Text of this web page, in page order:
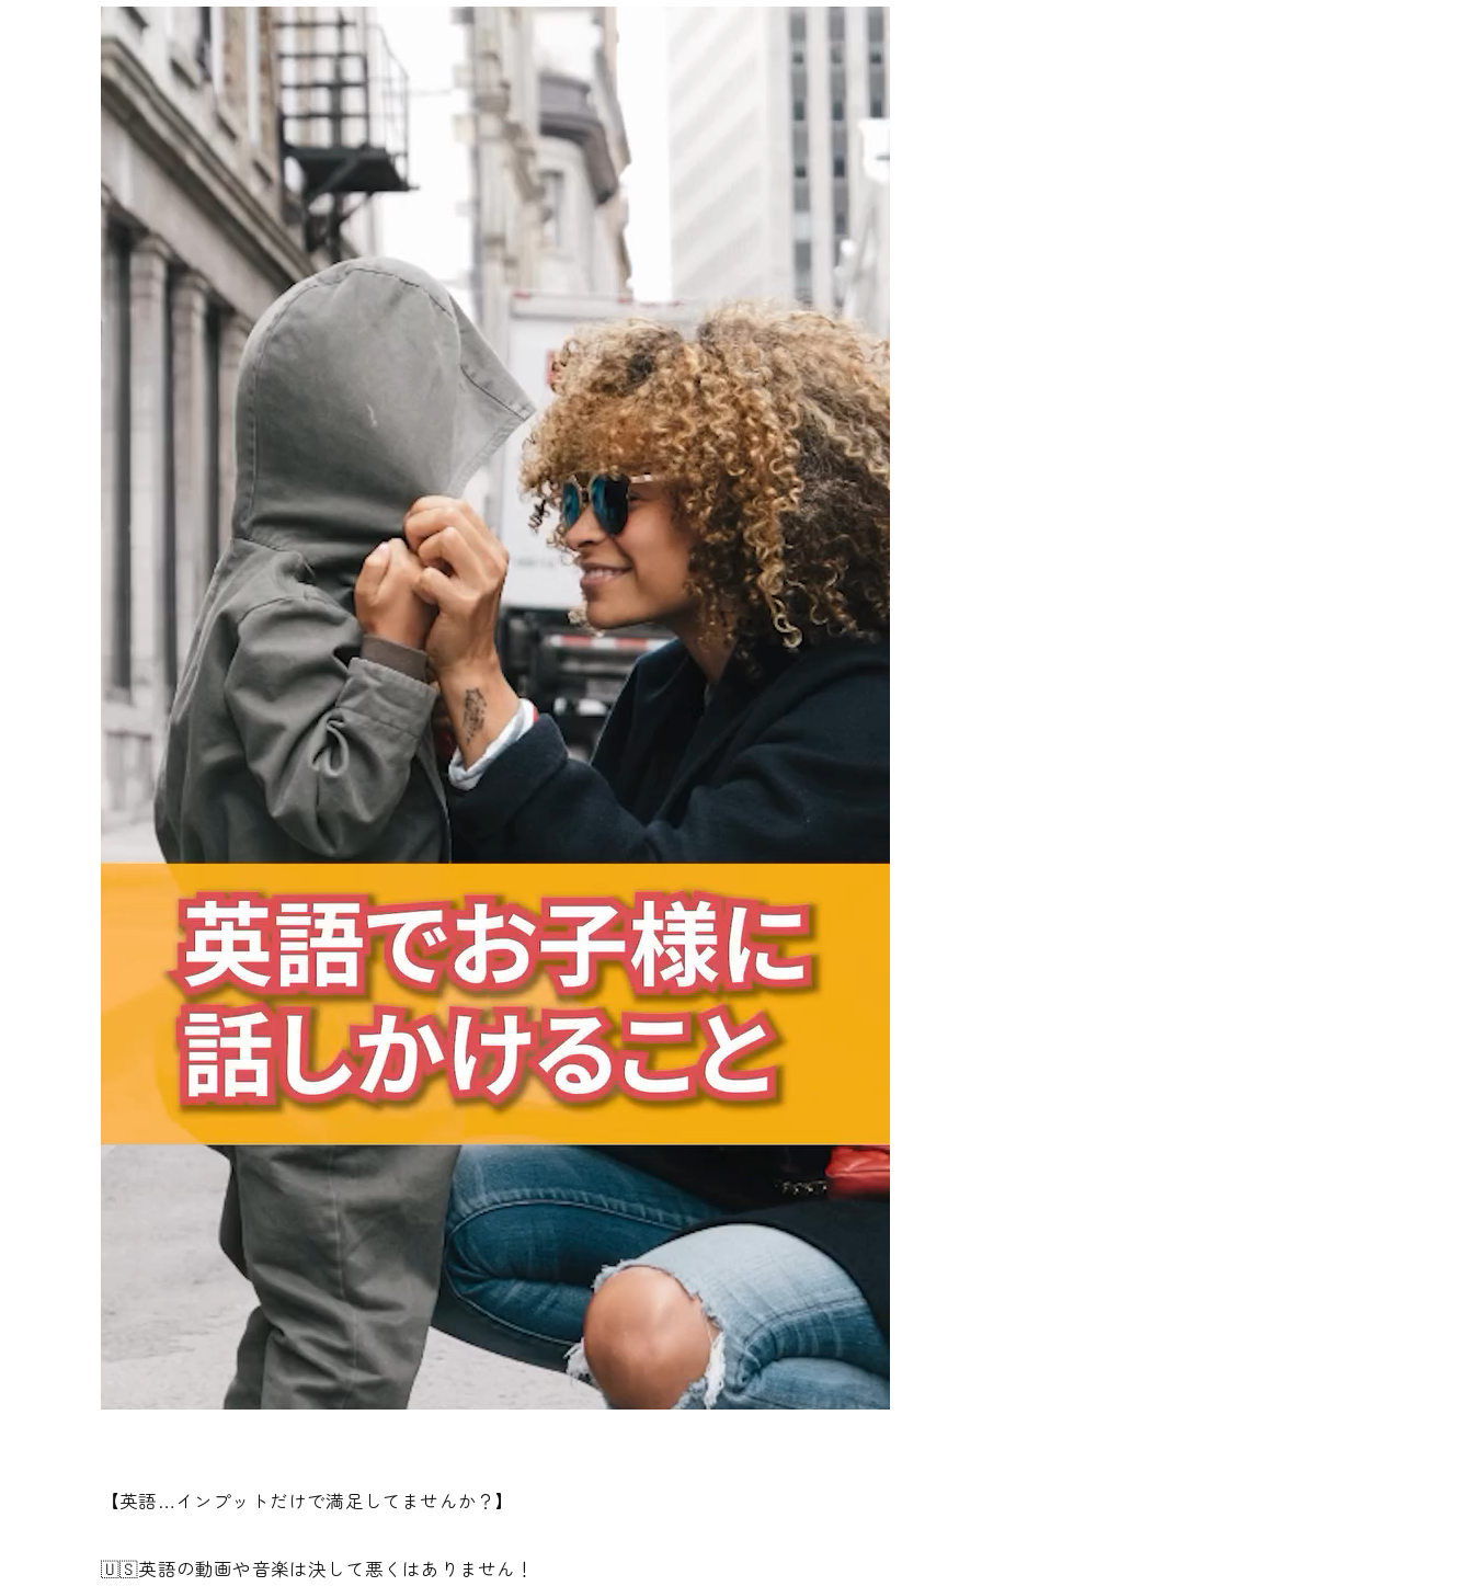
【英語…インプットだけで満足してませんか？】
🇺🇸英語の動画や音楽は決して悪くはありません！